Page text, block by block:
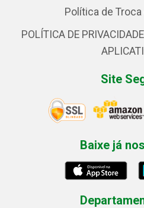
Política de
POLÍTICA DE
Site
Baixe já